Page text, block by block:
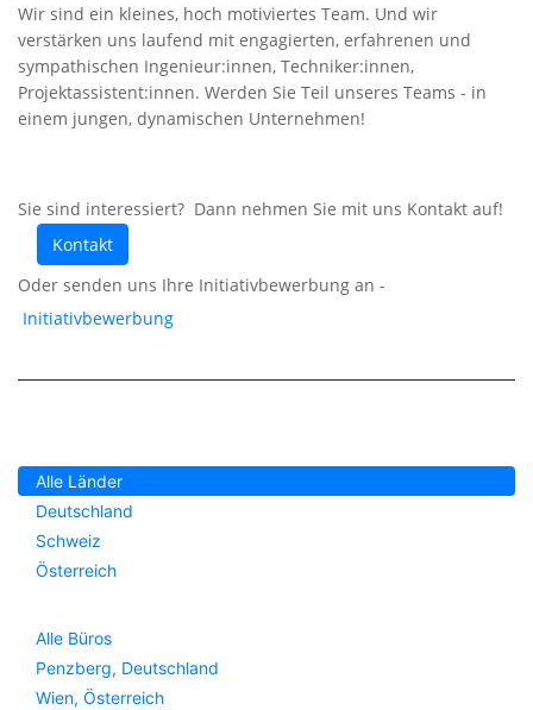
Wir sind ein kleines, hoch motiviertes Team. Und wir
verstärken uns laufend mit engagierten, erfahrenen und
sympathischen Ingenieur:innen, Techniker:innen,
Projektassistent:innen. Werden Sie Teil unseres Teams - in
einem jungen, dynamischen Unternehmen!
Sie sind interessiert? Dann nehmen Sie mit uns Kontakt auf!
Kontakt
Oder senden uns Ihre Initiativbewerbung an -
Initiativbewerbung
Alle Länder
Deutschland
Schweiz
Österreich
Alle Büros
Penzberg, Deutschland
Wien, Österreich